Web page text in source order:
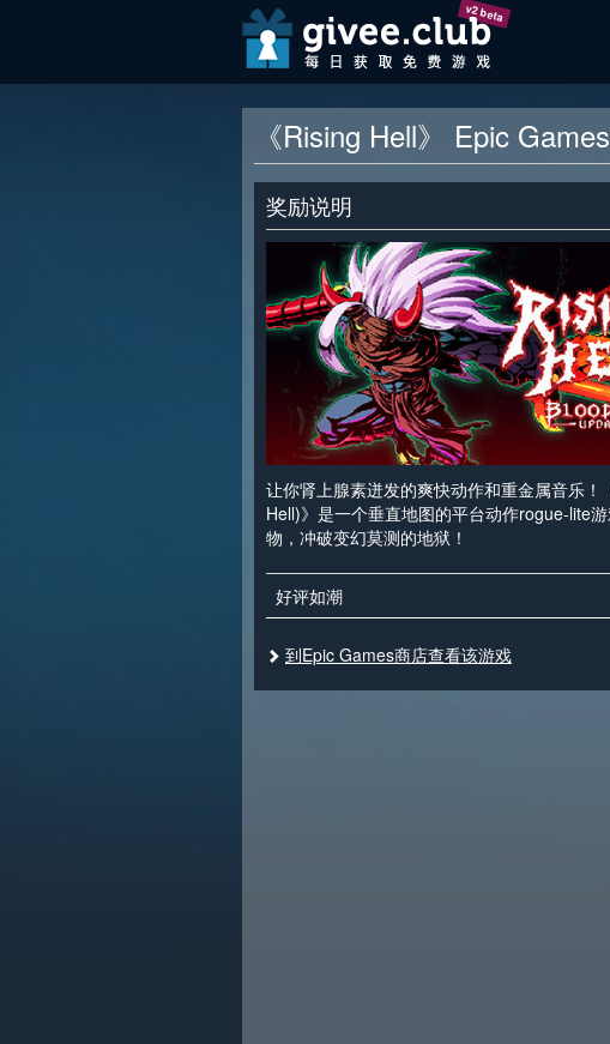
v2 beta
《Rising Hell》 Epic
奖励说明
让你肾上腺素迸发的爽快动作和重金属音乐！
Hell)》是一个垂直地图的平台动作rogue-lite
物，冲破变幻莫测的地狱！
好评如潮
到Epic Games商店查看该游戏